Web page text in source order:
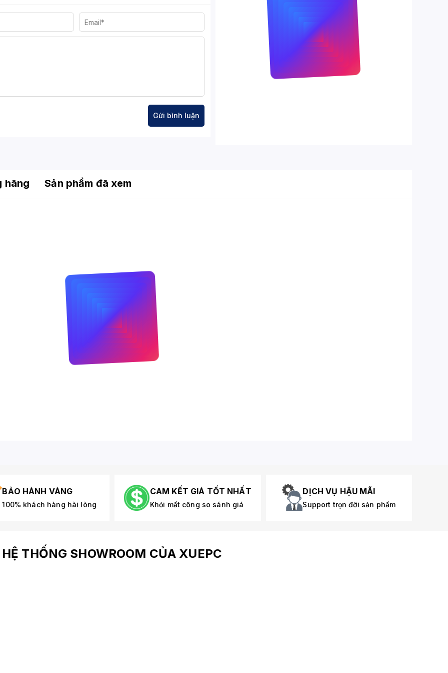
chất lượng cao, thư viện nhạc Lossless hoặc
niệm và tài liệu học tập trong nhiều năm.
hơn và độ bền vật lý tốt hơn so với các thế hệ
phát hiện và sửa các lỗi dữ liệu phát sinh trong
mực, sản phẩm này phù hợp với mọi thiết bị từ
ổ cứng hoạt động hoàn toàn yên tĩnh và
rộng rãi và hiệu năng ổn định của chuẩn SATA
là lựa chọn hàng đầu cho những ai muốn tối
cao nhất. Đây là bước nâng cấp xứng đáng để
trữ cho hệ thống hiện tại.
100(L) x 69.9(W) x 7(H) mm
hãng Sản phẩm đã xem
BẢO HÀNH VÀNG
100% khách hàng hài lòng
CAM KẾT GIÁ TỐT NHẤT
Khỏi mất công so sánh giá
DỊCH VỤ HẬU MÃI
Support trọn đời sản phẩm
HỆ THỐNG SHOWROOM CỦA XUEPC